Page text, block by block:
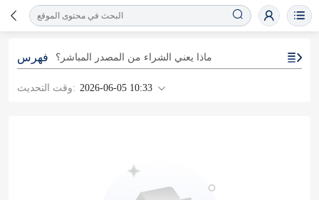
فهرس ماذا يعني الشراء من المصدر المباشر؟
وقت التحديث: 2026-06-05 10:33